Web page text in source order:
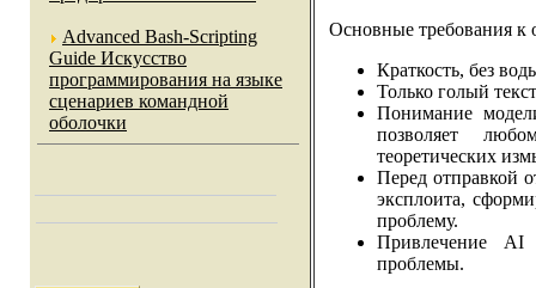
Advanced Bash-Scripting
Guide Искусство
программирования на языке
сценариев командной
оболочки
Основные требования к
Краткость, без
Только голый
Понимание
позволяет
теоретических
Перед отправкой
эксплоита,
проблему.
Привлечение AI
проблемы.